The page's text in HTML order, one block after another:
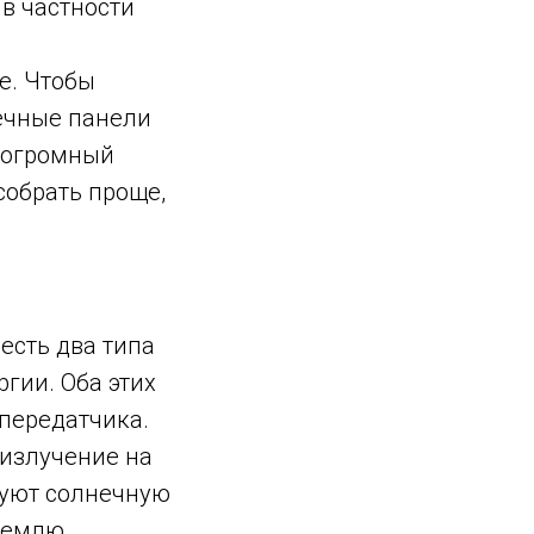
частности
Чтобы
панели
проще,
два типа
Оба этих
на
солнечную